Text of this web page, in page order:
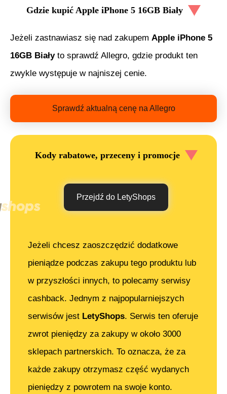
Gdzie kupić Apple iPhone 5 16GB Biały
Jeżeli zastnawiasz się nad zakupem Apple iPhone 5
16GB Białyto sprawdź Allegro, gdzie produkt ten
zwykle występuje w najniszej cenie.
Sprawdź aktualną cenę na Allegro
Kody rabatowe, przeceny i promocje
Przejdź do LetyShops
Jeżeli chcesz zaoszczędzić dodatkowe
pieniądze podczas zakupu tego produktu lub
w przyszłości innych, to polecamy serwisy
cashback. Jednym z najpopularniejszych
serwisów jest LetyShops. Serwis ten oferuje
zwrot pieniędzy za zakupy w około 3000
sklepach partnerskich. To oznacza, że za
każde zakupy otrzymasz część wydanych
pieniędzy z powrotem na swoje konto.